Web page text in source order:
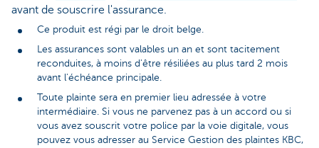
avant de souscrire l'assurance.
Ce produit est régi par le droit belge.
Les assurances sont valables un an et sont tacitement
reconduites, à moins d'être résiliées au plus tard 2 mois
avant l'échéance principale.
Toute plainte sera en premier lieu adressée à votre
intermédiaire. Si vous ne parvenez pas à un accord ou si
vous avez souscrit votre police par la voie digitale, vous
pouvez vous adresser au Service Gestion des plaintes KBC,